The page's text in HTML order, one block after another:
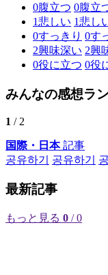
0腹立つ 0腹立
1悲しい 1悲し
0すっきり 0す
2興味深い 2興
0役に立つ 0役
みんなの感想ラ
1 / 2
国際・日本記事
공유하기
공유하기
最新記事
もっと見る 0 / 0